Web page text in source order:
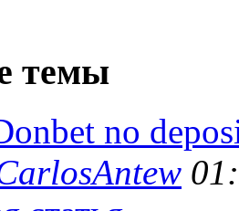
темы
no